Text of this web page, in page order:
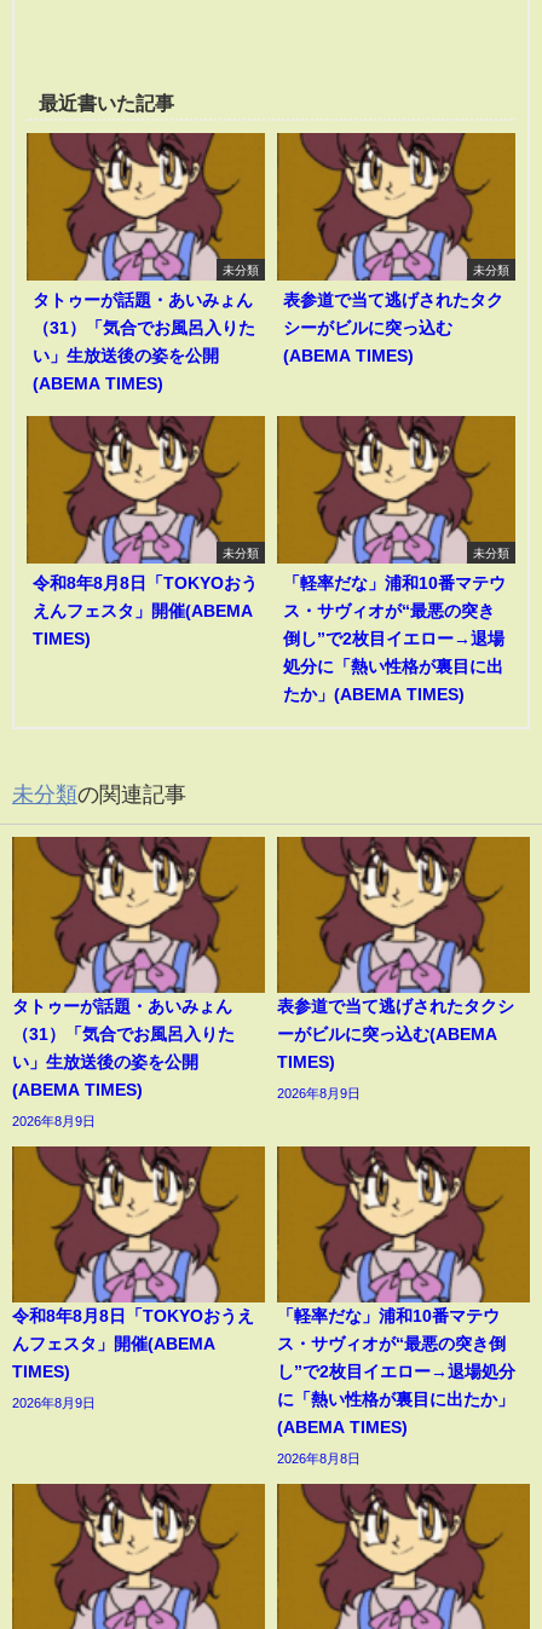
最近書いた記事
未分類
タトゥーが話題・あいみょん
（31）「気合でお風呂入りた
い」生放送後の姿を公開
(ABEMA TIMES)
未分類
表参道で当て逃げされたタク
シーがビルに突っ込む
(ABEMA TIMES)
未分類
令和8年8月8日「TOKYOおう
えんフェスタ」開催(ABEMA
TIMES)
未分類
「軽率だな」浦和10番マテウ
ス・サヴィオが“最悪の突き
倒し”で2枚目イエロー→退場
処分に「熱い性格が裏目に出
たか」(ABEMA TIMES)
未分類の関連記事
タトゥーが話題・あいみょん
（31）「気合でお風呂入りた
い」生放送後の姿を公開
(ABEMA TIMES)
2026年8月9日
表参道で当て逃げされたタクシ
ーがビルに突っ込む(ABEMA
TIMES)
2026年8月9日
令和8年8月8日「TOKYOおうえ
んフェスタ」開催(ABEMA
TIMES)
2026年8月9日
「軽率だな」浦和10番マテウ
ス・サヴィオが“最悪の突き倒
し”で2枚目イエロー→退場処分
に「熱い性格が裏目に出たか」
(ABEMA TIMES)
2026年8月8日